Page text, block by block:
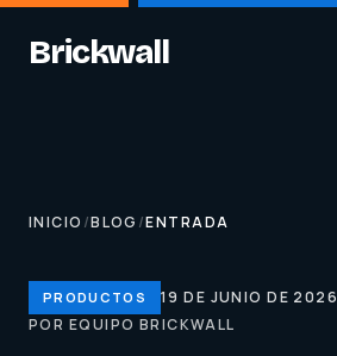
Brickwall
INICIO /BLOG /ENTRADA
PRODUCTOS
19 DE JUNIO DE 2026
POR EQUIPO BRICKWALL